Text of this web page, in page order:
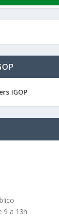
IGOP
9 a 13h